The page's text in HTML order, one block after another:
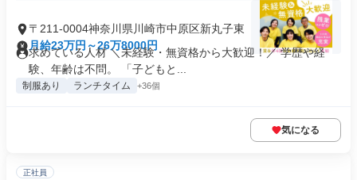
〒211-0004神奈川県川崎市中原区新丸子東
月給23万円～26万8000円
求めている人材 ＼未経験・無資格から大歓迎！／ 学歴や経
験、年齢は不問。 「子どもと...
制服あり ランチタイム +36個
気になる
正社員